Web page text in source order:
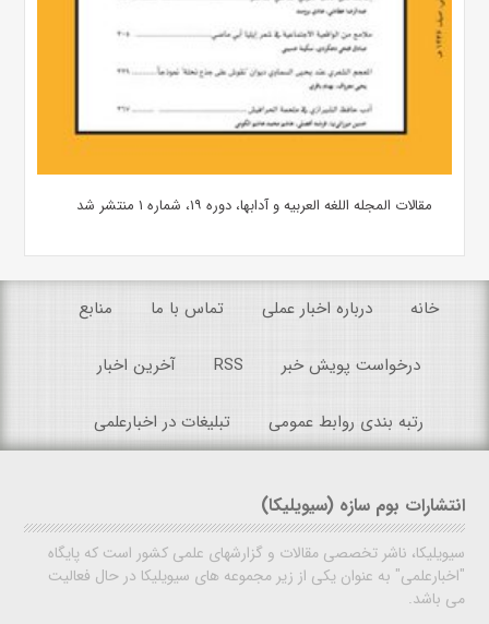
مقالات المجله اللغه العربیه و آدابها، دوره ۱۹، شماره ۱ منتشر شد
خانه درباره اخبار عملی تماس با ما منابع
درخواست پویش خبر RSS آخرین اخبار
رتبه بندی روابط عمومی تبلیغات در اخبارعلمی
انتشارات بوم سازه (سیویلیکا)
سیویلیکا، ناشر تخصصی مقالات و گزارشهای علمی کشور است که پایگاه
"اخبارعلمی" به عنوان یکی از زیر مجموعه های سیویلیکا در حال فعالیت
می باشد.